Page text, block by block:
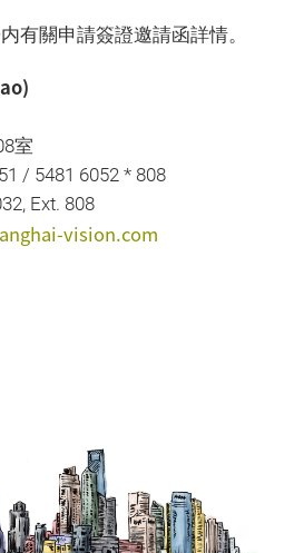
有關申請簽證邀請函詳情。
室
/ 5481 6052 * 808
Ext. 808
vision.com